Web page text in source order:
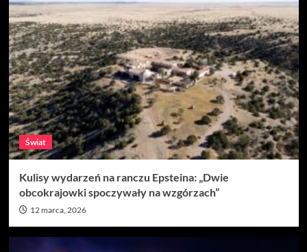
Świat
Kulisy wydarzeń na ranczu Epsteina: „Dwie
obcokrajowki spoczywały na wzgórzach”
12 marca, 2026